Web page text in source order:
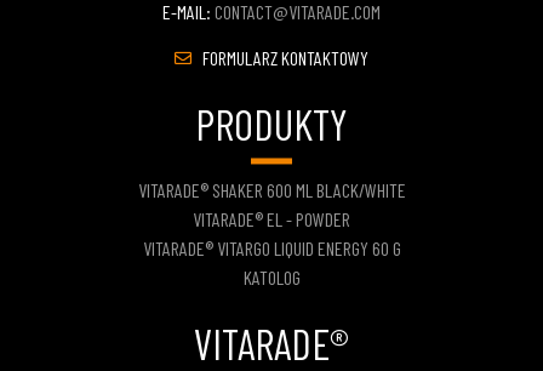
E-MAIL: CONTACT@VITARADE.COM
FORMULARZ KONTAKTOWY
PRODUKTY
VITARADE® SHAKER 600 ML BLACK/WHITE
VITARADE® EL - POWDER
VITARADE® VITARGO LIQUID ENERGY 60 G
KATOLOG
VITARADE®